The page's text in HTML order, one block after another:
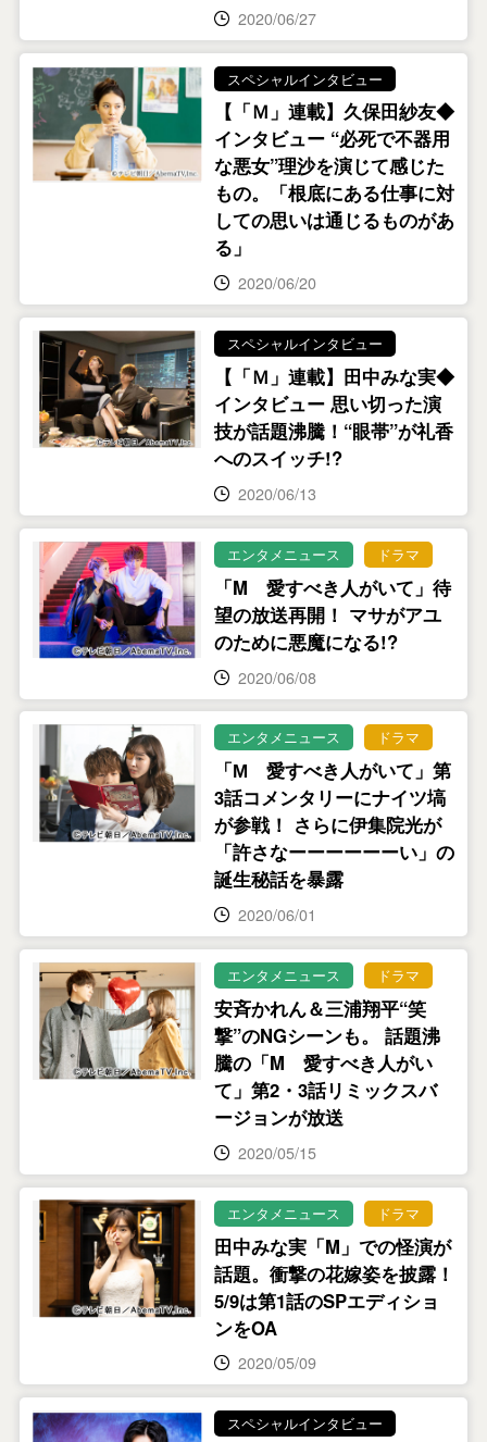
2020/06/27
スペシャルインタビュー
【「Ｍ」連載】久保田紗友◆
インタビュー “必死で不器用
な悪女”理沙を演じて感じた
もの。「根底にある仕事に対
しての思いは通じるものがあ
る」
2020/06/20
スペシャルインタビュー
【「Ｍ」連載】田中みな実◆
インタビュー 思い切った演
技が話題沸騰！“眼帯”が礼香
へのスイッチ!?
2020/06/13
エンタメニュース ドラマ
「M 愛すべき人がいて」待
望の放送再開！ マサがアユ
のために悪魔になる!?
2020/06/08
エンタメニュース ドラマ
「М 愛すべき人がいて」第
3話コメンタリーにナイツ塙
が参戦！ さらに伊集院光が
「許さなーーーーーーい」の
誕生秘話を暴露
2020/06/01
エンタメニュース ドラマ
安斉かれん＆三浦翔平“笑
撃”のNGシーンも。 話題沸
騰の「M 愛すべき人がい
て」第2・3話リミックスバ
ージョンが放送
2020/05/15
エンタメニュース ドラマ
田中みな実「M」での怪演が
話題。衝撃の花嫁姿を披露！
5/9は第1話のSPエディショ
ンをOA
2020/05/09
スペシャルインタビュー